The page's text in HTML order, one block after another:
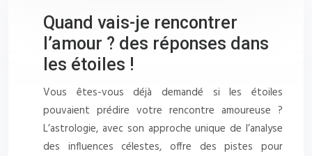
Quand vais-je rencontrer
l’amour ? des réponses dans
les étoiles !
Vous êtes-vous déjà demandé si les étoiles
pouvaient prédire votre rencontre amoureuse ?
L’astrologie, avec son approche unique de l’analyse
des influences célestes, offre des pistes pour